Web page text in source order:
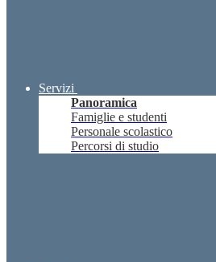
Servizi
Panoramica
Famiglie e studenti
Personale scolastico
Percorsi di studio